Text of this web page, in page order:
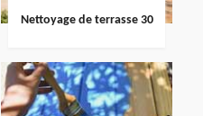
Nettoyage de terrasse 30